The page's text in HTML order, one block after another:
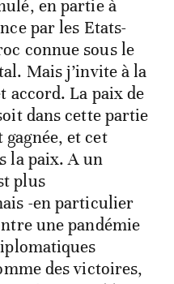
en partie à
par les Etats-
connue sous le
Mais j’invite à la
accord. La paix de
dans cette partie
et cet
la paix. A un
plus
-en particulier
une pandémie
des victoires,